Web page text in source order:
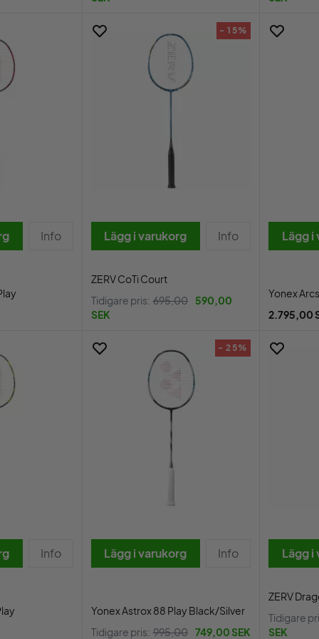
Info
- 15%
Lägg i varukorg Info
ZERV CoTi Court
Tidigare pris: 695,00
590,00
SEK
Lägg i
Yonex
2.795,00
Info
- 25%
Lägg i varukorg Info
Yonex Astrox 88 Play Black/Silver
Tidigare pris: 995,00 749,00 SEK
Lägg i
ZERV
Tidigare
SEK